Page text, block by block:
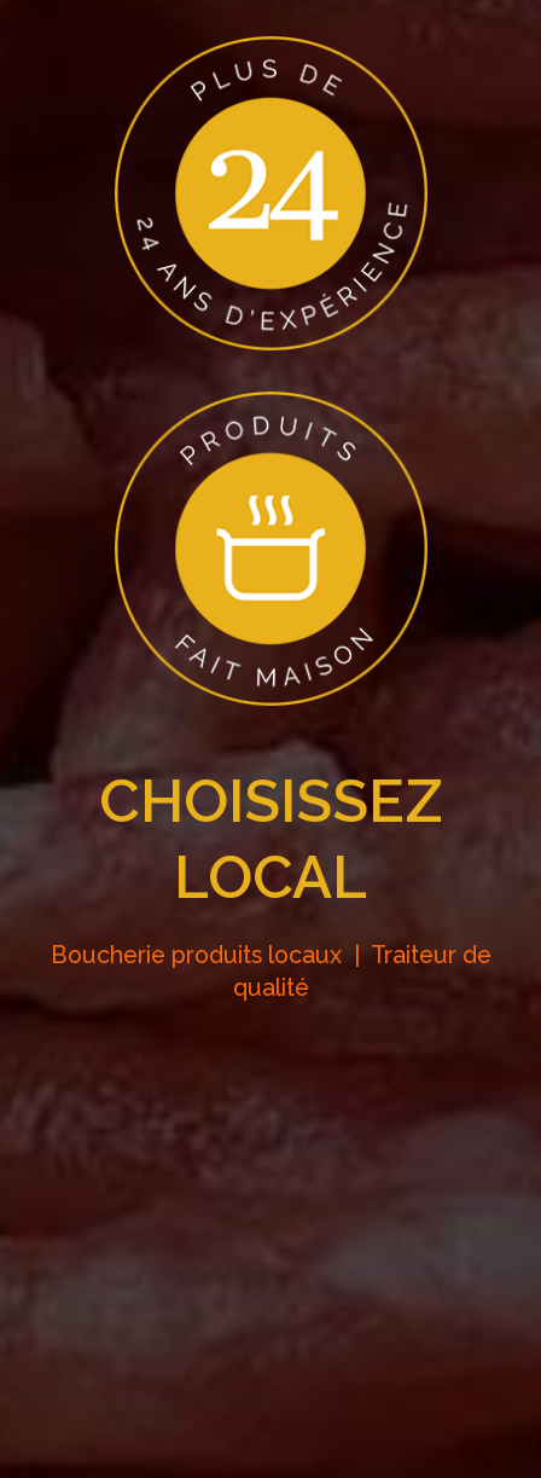
CHOISISSEZ
LOCAL
Boucherie produits locaux | Traiteur de
qualité